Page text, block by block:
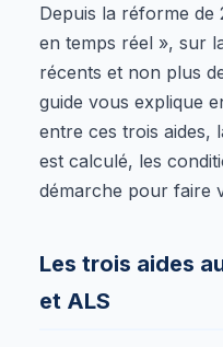
Depuis la réforme de
en temps réel », sur
récents et non plus
guide vous explique
entre ces trois aides,
est calculé, les
démarche pour faire
Les trois aides
et ALS